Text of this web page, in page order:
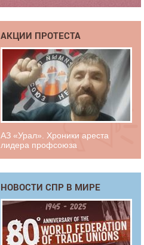
АКЦИИ ПРОТЕСТА
АЗ «Урал». Хроники ареста
лидера профсоюза
НОВОСТИ СПР В МИРЕ